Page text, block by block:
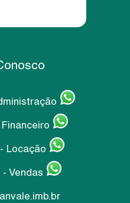
Financeiro
Locação
- Vendas